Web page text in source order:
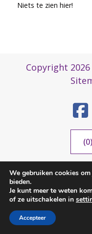
Niets te zien hier!
Copyright
We gebruiken cookies
bieden.
Je kunt meer te weten
of ze uitschakelen in
Accepteer